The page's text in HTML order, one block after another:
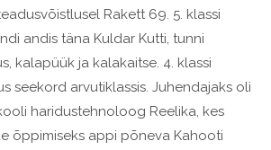
Rakett 69. 5. klassi
andis täna Kuldar Kutti, tunni
kalapüük ja kalakaitse. 4. klassi
seekord arvutiklassis. Juhendajaks oli
haridustehnoloog Reelika, kes
õppimiseks appi põneva Kahooti